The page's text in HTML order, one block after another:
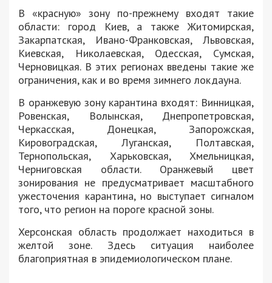
В «красную» зону по-прежнему входят такие
области: город Киев, а также Житомирская,
Закарпатская, Ивано-Франковская, Львовская,
Киевская, Николаевская, Одесская, Сумская,
Черновицкая. В этих регионах введены такие же
ограничения, как и во время зимнего локдауна.
В оранжевую зону карантина входят: Винницкая,
Ровенская, Волынская, Днепропетровская,
Черкасская, Донецкая, Запорожская,
Кировоградская, Луганская, Полтавская,
Тернопольская, Харьковская, Хмельницкая,
Черниговская области. Оранжевый цвет
зонирования не предусматривает масштабного
ужесточения карантина, но выступает сигналом
того, что регион на пороге красной зоны.
Херсонская область продолжает находиться в
желтой зоне. Здесь ситуация наиболее
благоприятная в эпидемиологическом плане.